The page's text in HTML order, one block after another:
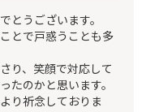
とうございます。
とで戸惑うことも多
り、笑顔で対応して
たのかと思います。
り祈念しておりま